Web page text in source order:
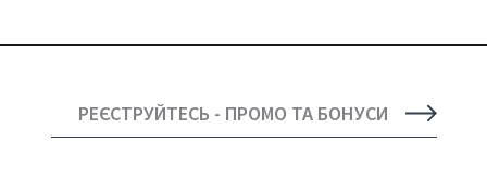
РЕЄСТРУЙТЕСЬ - ПРОМО ТА БОНУСИ